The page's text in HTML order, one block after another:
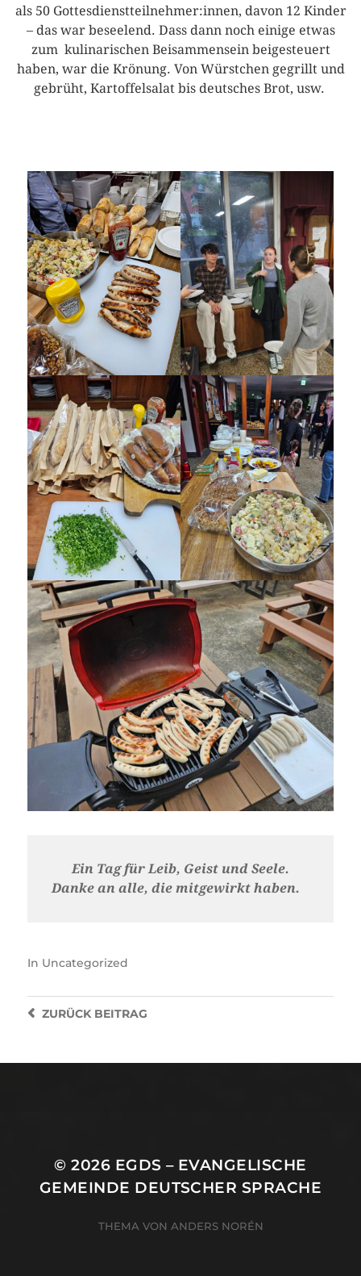
als 50 Gottesdienstteilnehmer:innen, davon 12 Kinder
– das war beseelend. Dass dann noch einige etwas
zum kulinarischen Beisammensein beigesteuert
haben, war die Krönung. Von Würstchen gegrillt und
gebrüht, Kartoffelsalat bis deutsches Brot, usw.
Ein Tag für Leib, Geist und Seele.
Danke an alle, die mitgewirkt haben.
In Uncategorized
ZURÜCKBEITRAG
© 2026 EGDS – EVANGELISCHE
GEMEINDE DEUTSCHER SPRACHE
THEMA VON ANDERS NORÉN